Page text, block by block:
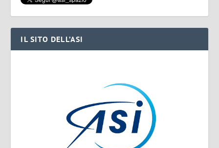
IL SITO DELL’ASI